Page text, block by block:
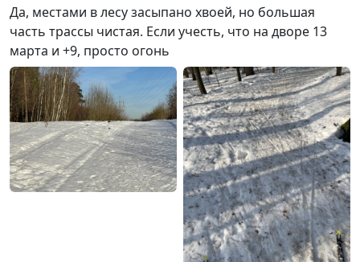
Да, местами в лесу засыпано хвоей, но большая
часть трассы чистая. Если учесть, что на дворе 13
марта и +9, просто огонь